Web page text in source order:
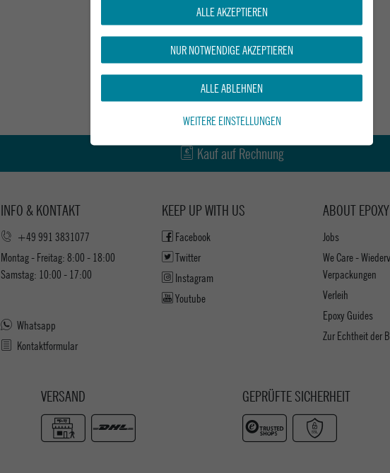
Kauf auf Rechnung
INFO & KONTAKT
+49 991 3831077
Montag - Freitag: 8:00 - 18:00
Samstag: 10:00 - 17:00
Whatsapp
Kontaktformular
ABOUT EPOXY
Jobs
We Care -
Verpackungen
Verleih
Epoxy Guides
Zur Echtheit der
KEEP UP WITH US
Facebook
Twitter
Instagram
Youtube
VERSAND GEPRÜFTE SICHERHEIT
ALLE AKZEPTIEREN
NUR NOTWENDIGE AKZEPTIEREN
ALLE ABLEHNEN
WEITERE EINSTELLUNGEN